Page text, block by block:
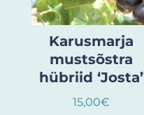
Karusmarja
mustsõstra
hübriid ‘Josta’
15,00€